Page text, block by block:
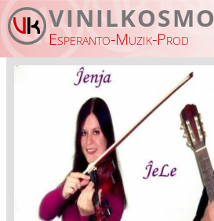
Skip to main content
VINILKOSMO
Esperanto-Muzik-Prod